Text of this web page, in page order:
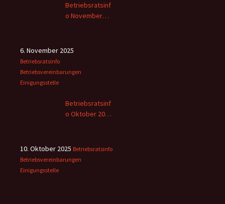
Betriebsratsinf
o November
6. November 2025
Betriebsratsinfo
Betriebsvereinbarungen
Einigungsstelle
Betriebsratsinf
o Oktober 2025
10. Oktober 2025 Betriebsratsinfo
Betriebsvereinbarungen
Einigungsstelle